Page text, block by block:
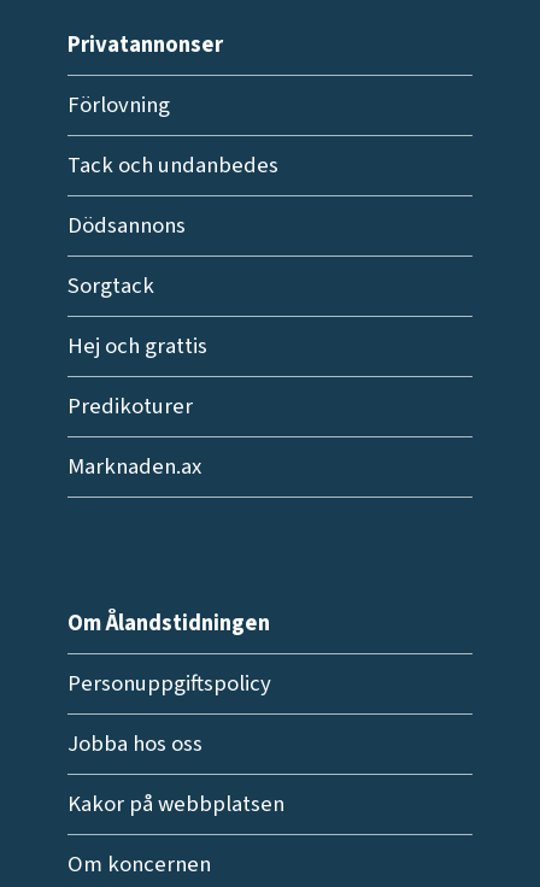
Privatannonser
Förlovning
Tack och undanbedes
Dödsannons
Sorgtack
Hej och grattis
Predikoturer
Marknaden.ax
Om Ålandstidningen
Personuppgiftspolicy
Jobba hos oss
Kakor på webbplatsen
Om koncernen